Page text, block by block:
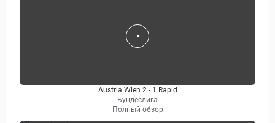
Austria Wien 2 - 1 Rapid
Бундеслига
Полный обзор